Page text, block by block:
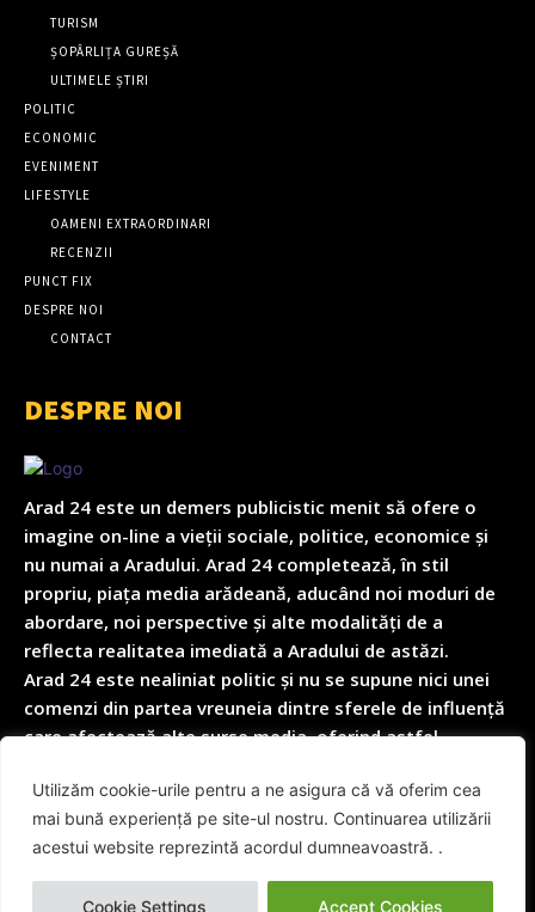
Utilizăm cookie-urile pentru a ne asigura că vă oferim cea
mai bună experiență pe site-ul nostru. Continuarea utilizării
acestui website reprezintă acordul dumneavoastră. .
Cookie Settings Accept Cookies
TURISM
ȘOPÂRLIȚA GUREȘĂ
ULTIMELE ȘTIRI
POLITIC
ECONOMIC
EVENIMENT
LIFESTYLE
OAMENI EXTRAORDINARI
RECENZII
PUNCT FIX
DESPRE NOI
CONTACT
DESPRE NOI
Arad 24 este un demers publicistic menit să ofere o
imagine on-line a vieții sociale, politice, economice și
nu numai a Aradului. Arad 24 completează, în stil
propriu, piața media arădeană, aducând noi moduri de
abordare, noi perspective și alte modalități de a
reflecta realitatea imediată a Aradului de astăzi.
Arad 24 este nealiniat politic și nu se supune nici unei
comenzi din partea vreuneia dintre sferele de influență
care afectează alte surse media, oferind astfel
a realității cotidiene.
© Arad24.net | Toate Drepturile Rezervate 2014 - 2026